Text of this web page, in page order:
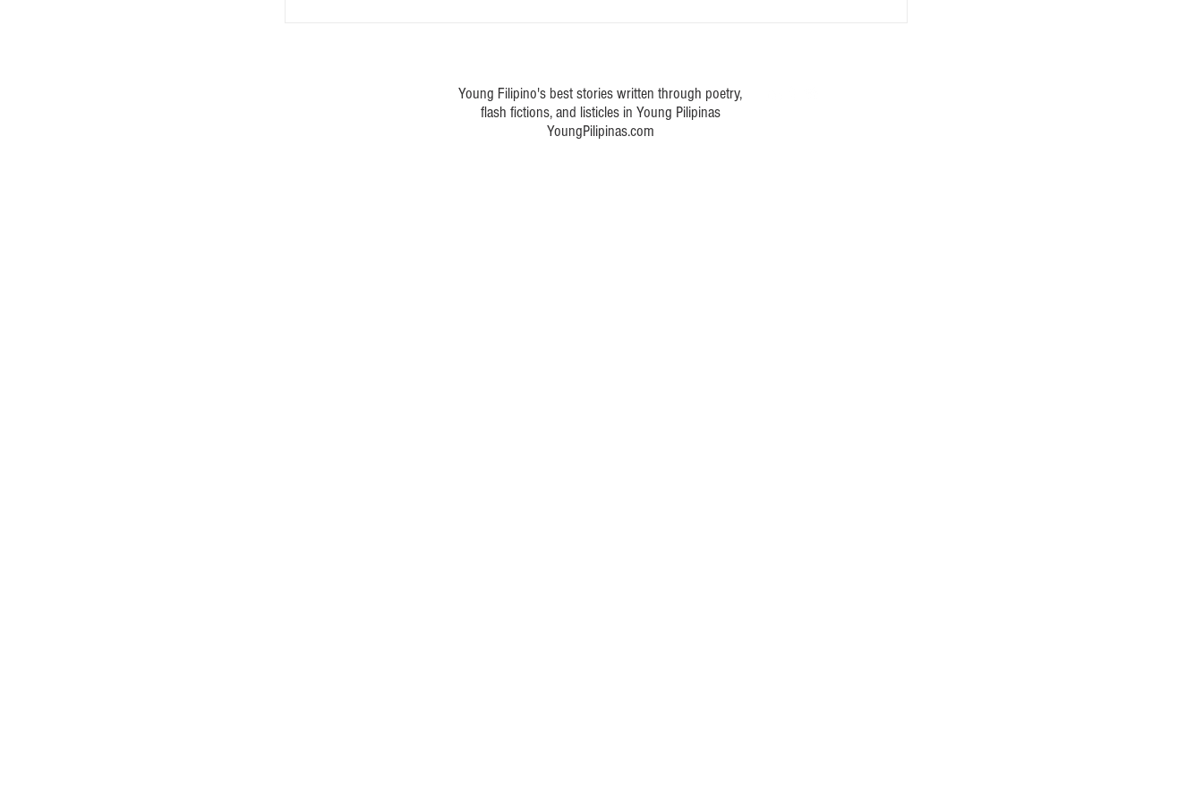
Young Filipino's best stories written through poetry,
flash fictions, and listicles in Young Pilipinas
YoungPilipinas.com